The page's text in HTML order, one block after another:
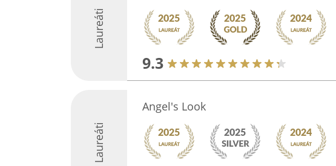
Laureáti
9.3
Laureáti
Angel's Look